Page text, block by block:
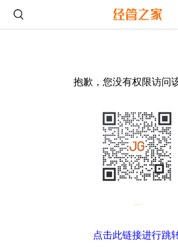
抱歉，您没有权限访问
点击此链接进行跳